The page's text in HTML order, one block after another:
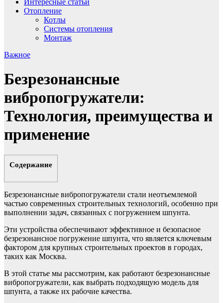
Отопление
Котлы
Системы отопления
Монтаж
Важное
Безрезонансные
вибропогружатели:
Технология, преимущества и
применение
Содержание
Безрезонансные вибропогружатели стали неотъемлемой
частью современных строительных технологий, особенно при
выполнении задач, связанных с погружением шпунта.
Эти устройства обеспечивают эффективное и безопасное
безрезонансное погружение шпунта, что является ключевым
фактором для крупных строительных проектов в городах,
таких как Москва.
В этой статье мы рассмотрим, как работают безрезонансные
вибропогружатели, как выбрать подходящую модель для
шпунта, а также их рабочие качества.